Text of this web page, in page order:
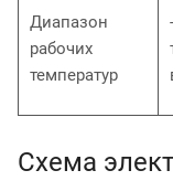
Диапазон
рабочих
температур
Схема